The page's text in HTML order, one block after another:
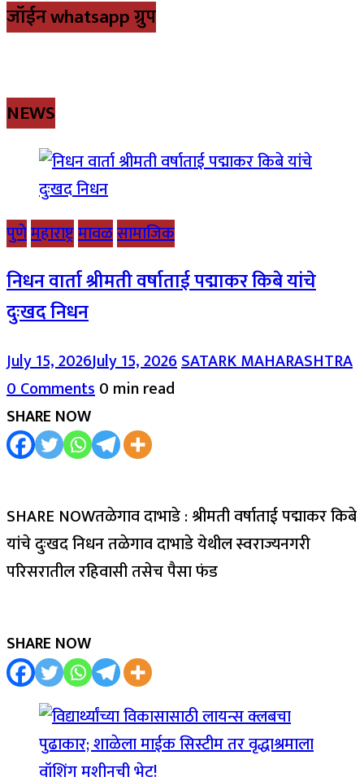
जॉईन whatsapp ग्रुप
NEWS
पुणेमहाराष्ट्रमावळसामाजिक
निधन वार्ता श्रीमती वर्षाताई पद्माकर किबे यांचे
दुःखद निधन
July 15, 2026July 15, 2026SATARK MAHARASHTRA
0 Comments0 min read
SHARE NOW
SHARE NOWतळेगाव दाभाडे : श्रीमती वर्षाताई पद्माकर किबे
यांचे दुःखद निधन तळेगाव दाभाडे येथील स्वराज्यनगरी
परिसरातील रहिवासी तसेच पैसा फंड
SHARE NOW